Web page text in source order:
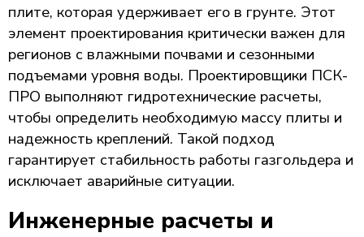
плите, которая удерживает его в грунте. Этот
элемент проектирования критически важен для
регионов с влажными почвами и сезонными
подъемами уровня воды. Проектировщики ПСК-
ПРО выполняют гидротехнические расчеты,
чтобы определить необходимую массу плиты и
надежность креплений. Такой подход
гарантирует стабильность работы газгольдера и
исключает аварийные ситуации.
Инженерные расчеты и